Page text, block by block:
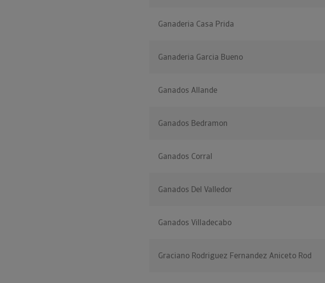
Ganaderia Casa Prida
Ganaderia Garcia Bueno
Ganados Allande
Ganados Bedramon
Ganados Corral
Ganados Del Valledor
Ganados Villadecabo
Graciano Rodriguez Fernandez Aniceto Rod